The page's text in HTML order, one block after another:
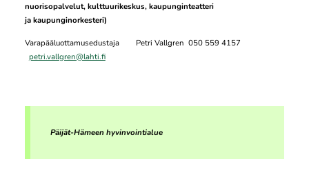
nuorisopalvelut, kulttuurikeskus, kaupunginteatteri
ja kaupunginorkesteri)
Varapääluottamusedustaja Petri Vallgren 050 559 4157
petri.vallgren@lahti.fi
Päijät-Hämeen hyvinvointialue